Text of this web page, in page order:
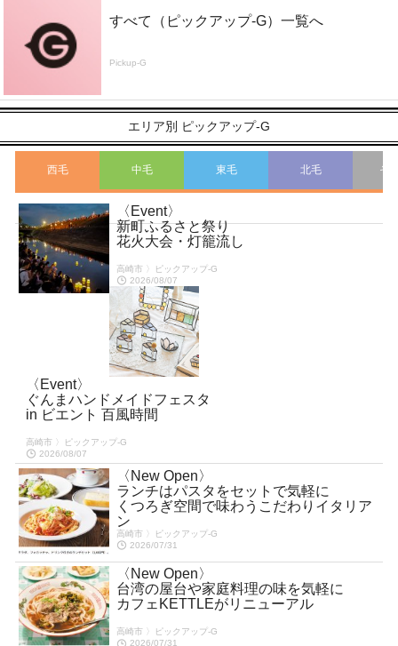
すべて（ピックアップ-G）一覧へ
Pickup-G
エリア別 ピックアップ-G
西毛 中毛 東毛 北毛 そ
〈Event〉
新町ふるさと祭り
花火大会・灯籠流し
高崎市 〉ピックアップ-G
2026/08/07
〈Event〉
ぐんまハンドメイドフェスタ
in ビエント 百風時間
高崎市 〉ピックアップ-G
2026/08/07
〈New Open〉
ランチはパスタをセットで気軽に
くつろぎ空間で味わうこだわりイタリア
ン
高崎市 〉ピックアップ-G
2026/07/31
〈New Open〉
台湾の屋台や家庭料理の味を気軽に
カフェKETTLEがリニューアル
高崎市 〉ピックアップ-G
2026/07/31